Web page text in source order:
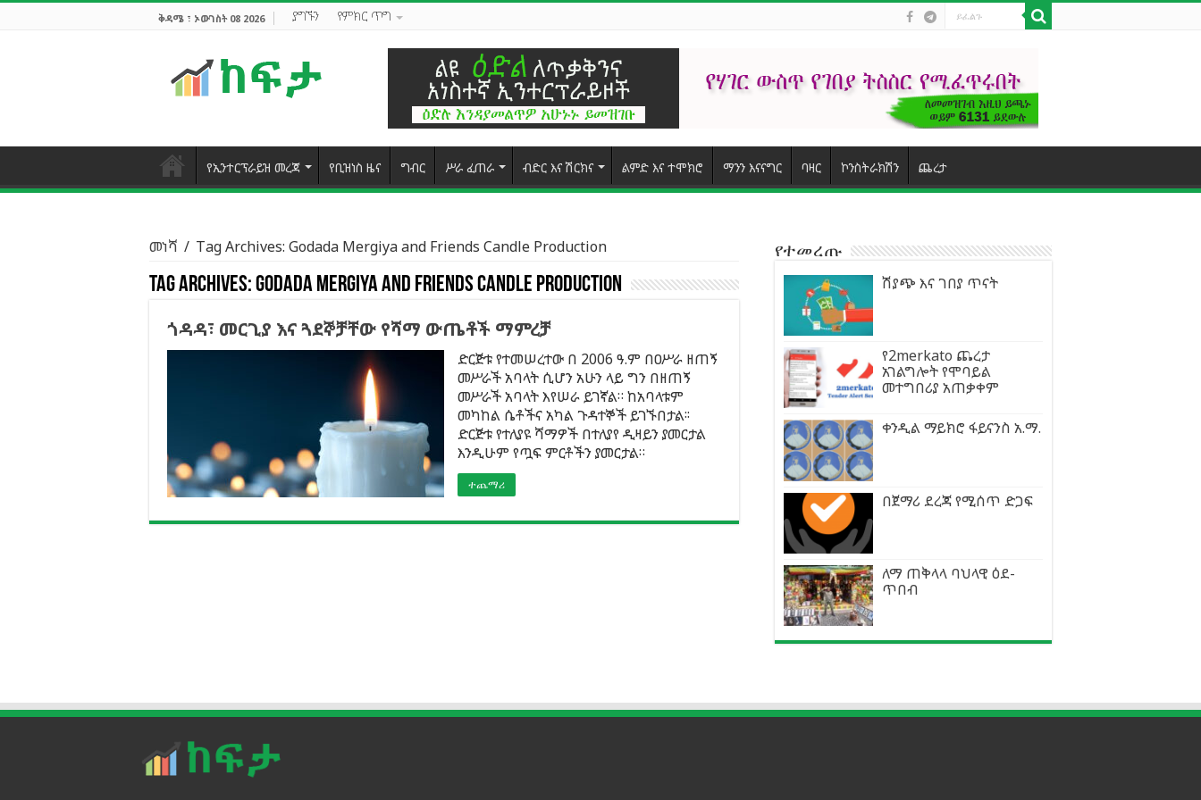
ቅዳሜ ፣ ኦውገስት 08 2026 ያግኙን የምክር ጥግ
የኢንተርፕራይዝ መረጃ የቢዝነስ ዜና ግብር ሥራ ፈጠራ ብድር እና ሽርክና ልምድ እና ተሞክሮ ማንን እናናግር ባዛር ኮንስትራክሽን ጨረታ
መነሻ / Tag Archives: Godada Mergiya and Friends Candle Production
Tag Archives:Godada Mergiya and Friends Candle Production
ጎዳዳ፣ መርጊያ እና ጓደኞቻቸው የሻማ ውጤቶች ማምረቻ
ድርጅቱ የተመሠረተው በ 2006 ዓ.ም በዐሥራ ዘጠኝ
መሥራች አባላት ሲሆን አሁን ላይ ግን በዘጠኝ
መሥራች አባላት እየሠራ ይገኛል። ከአባላቱም
መካከል ሴቶችና አካል ጉዳተኞች ይገኙበታል፡፡
ድርጅቱ የተለያዩ ሻማዎች በተለያየ ዲዛይን ያመርታል
እንዲሁም የጧፍ ምርቶችን ያመርታል።
ተጨማሪ
የተመረጡ
ሽያጭ እና ገበያ ጥናት
የ2merkato ጨረታ
አገልግሎት የሞባይል
መተግበሪያ አጠቃቀም
ቀንዲል ማይክሮ ፋይናንስ አ.ማ.
በጀማሪ ደረጃ የሚሰጥ ድጋፍ
ለማ ጠቅላላ ባህላዊ ዕደ-
ጥበብ